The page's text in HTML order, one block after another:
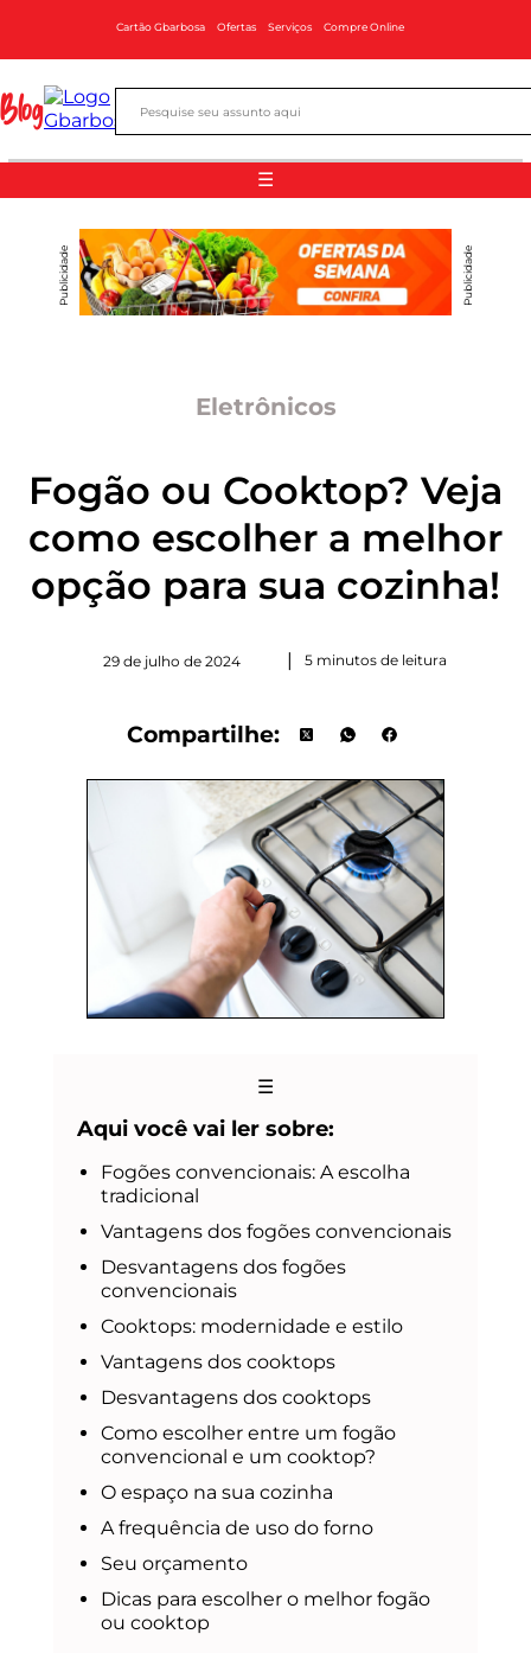
Cartão Gbarbosa Ofertas Serviços Compre Online
Blog
☰
Publicidade Publicidade
Eletrônicos
Fogão ou Cooktop? Veja
como escolher a melhor
opção para sua cozinha!
29 de julho de 2024 | 5 minutos de leitura
Compartilhe:
☰
Aqui você vai ler sobre:
Fogões convencionais: A escolha
tradicional
Vantagens dos fogões convencionais
Desvantagens dos fogões
convencionais
Cooktops: modernidade e estilo
Vantagens dos cooktops
Desvantagens dos cooktops
Como escolher entre um fogão
convencional e um cooktop?
O espaço na sua cozinha
A frequência de uso do forno
Seu orçamento
Dicas para escolher o melhor fogão
ou cooktop